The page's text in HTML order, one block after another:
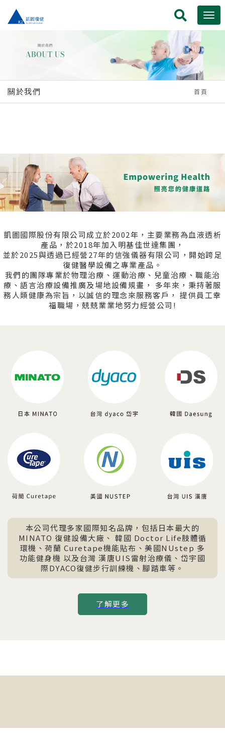
關於我們 首頁
凱圖國際股份有限公司成立於2002年，主要業務為血液透析
產品，於2018年加入明基佳世達集團，
並於2025與透過已經營27年的信強儀器有限公司，開始跨足
復健醫學設備之專業產品。
我們的團隊專業於物理治療、運動治療、兒童治療、職能治
療、語言治療設備推廣及場地設備規畫，
多年來，秉持著服
務人類健康為宗旨，以誠信的理念來服務客戶， 提供員工幸
福職場，兢兢業業地努力經營公司!
本公司代理多家國際知名品牌，包括日本最大的
MINATO 復健設備大廠、 韓國 Doctor Life肢體循
環機、荷蘭 Curetape機能貼布、美國NUstep 多
功能健身機 以及台灣 漢唐UIS雷射治療儀、岱宇國
際DYACO復健步行訓練機、腳踏車等。
了解更多